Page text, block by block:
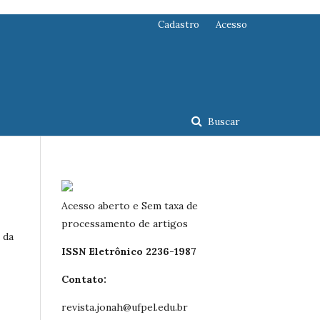
Buscar
Cadastro Acesso
Acesso aberto e Sem taxa de
processamento de artigos
ISSN Eletrônico 2236-1987
Contato:
revista.jonah@ufpel.edu.br